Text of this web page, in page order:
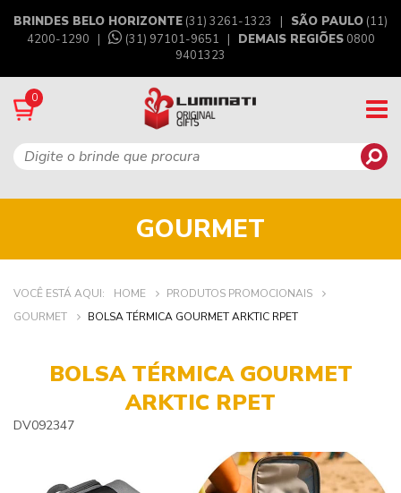
BRINDES BELO HORIZONTE (31) 3261-1323 | SÃO PAULO (11)
4200-1290 |
(31) 97101-9651 | DEMAIS REGIÕES0800
9401323
0
GOURMET
VOCÊ ESTÁ AQUI: HOME
PRODUTOS PROMOCIONAIS
GOURMET
BOLSA TÉRMICA GOURMET ARKTIC RPET
BOLSA TÉRMICA GOURMET
ARKTIC RPET
DV092347